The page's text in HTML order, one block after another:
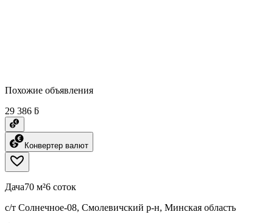
Похожие объявления
29 386 ƃ
Конвертер валют
Дача70 м²6 соток
с/т Солнечное-08, Смолевичский р-н, Минская область